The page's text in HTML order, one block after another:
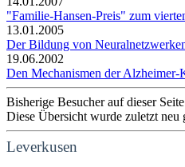
"Familie-Hansen-Preis" zum
13.01.2005
Der Bildung von
19.06.2002
Den Mechanismen der Alzheimer-
Bisherige Besucher auf dieser
Diese Übersicht wurde zuletzt neu
Leverkusen